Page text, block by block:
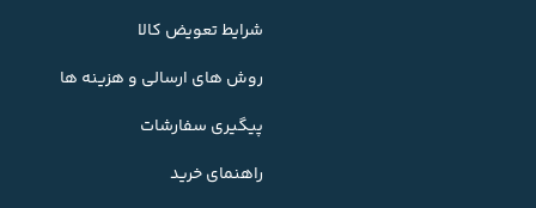
شرایط تعویض کالا
روش های ارسالی و هزینه ها
پیگیری سفارشات
راهنمای خرید